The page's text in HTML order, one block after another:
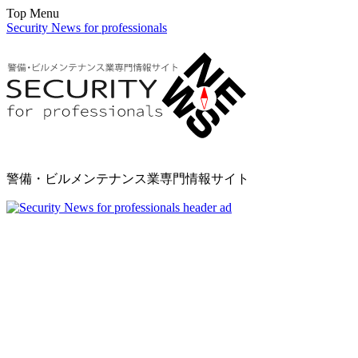
Top Menu
Security News for professionals
警備・ビルメンテナンス業専門情報サイト